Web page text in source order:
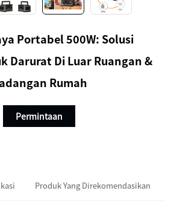
Portabel 500W: Solusi
Darurat Di Luar Ruangan &
Rumah
Permintaan
Produk Yang Direkomendasikan